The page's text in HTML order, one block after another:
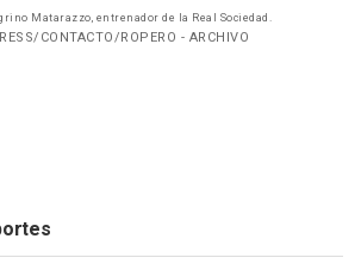
Matarazzo, entrenador de la Real Sociedad.
CONTACTO/ROPERO - ARCHIVO